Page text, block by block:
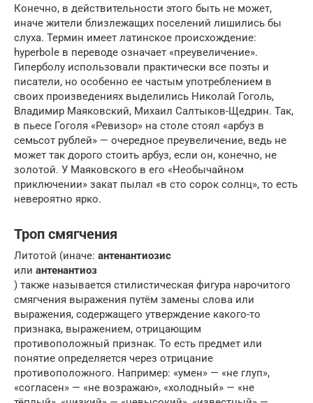
Конечно, в действительности этого быть не может,
иначе жители близлежащих поселений лишились бы
слуха. Термин имеет латинское происхождение:
hyperbole в переводе означает «преувеличение».
Гиперболу использовали практически все поэты и
писатели, но особенно ее частым употреблением в
своих произведениях выделились Николай Гоголь,
Владимир Маяковский, Михаил Салтыков-Щедрин. Так,
в пьесе Гоголя «Ревизор» на столе стоял «арбуз в
семьсот рублей» — очередное преувеличение, ведь не
может так дорого стоить арбуз, если он, конечно, не
золотой. У Маяковского в его «Необычайном
приключении» закат пылал «в сто сорок солнц», то есть
невероятно ярко.
Троп смягчения
Литотой (иначе: антенантиозис
или антенантиоз
) также называется стилистическая фигура нарочитого
смягчения выражения путём замены слова или
выражения, содержащего утверждение какого-то
признака, выражением, отрицающим
противоположный признак. То есть предмет или
понятие определяется через отрицание
противоположного. Например: «умен» — «не глуп»,
«согласен» — «не возражаю», «холодный» — «не